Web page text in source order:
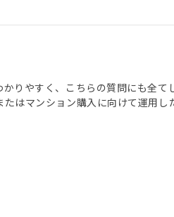
りやすく、こちらの質問にも全
はマンション購入に向けて運用し